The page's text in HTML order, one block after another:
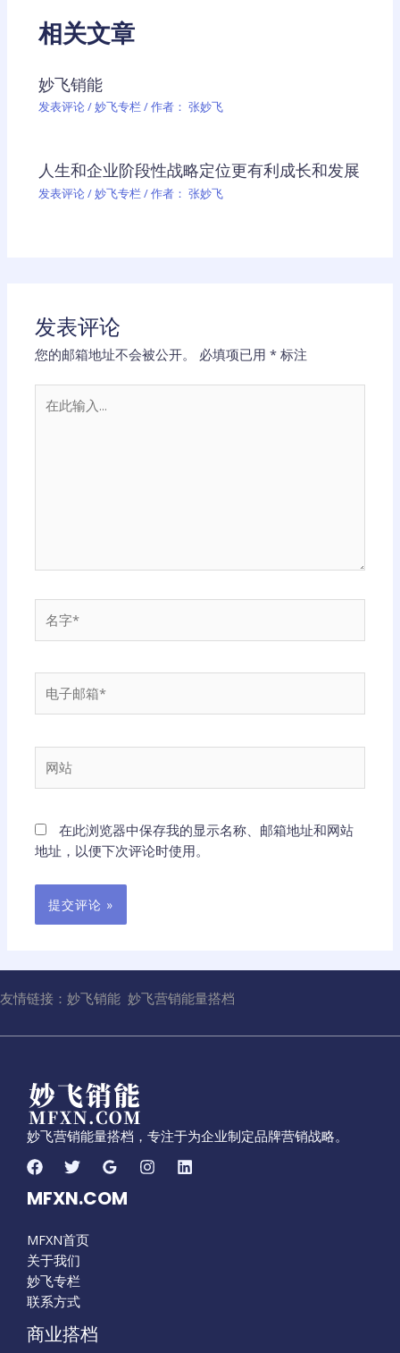
相关文章
妙飞销能
发表评论/妙飞专栏/ 作者： 张妙飞
人生和企业阶段性战略定位更有利成长和发展
发表评论/妙飞专栏/ 作者： 张妙飞
发表评论
您的邮箱地址不会被公开。 必填项已用* 标注
此
字
子
箱
站
在此浏览器中保存我的显示名称、邮箱地址和网站
地址，以便下次评论时使用。
友情链接： 妙飞销能 妙飞营销能量搭档
妙飞营销能量搭档，专注于为企业制定品牌营销战略。
MFXN.COM
MFXN首页
关于我们
妙飞专栏
联系方式
商业搭档